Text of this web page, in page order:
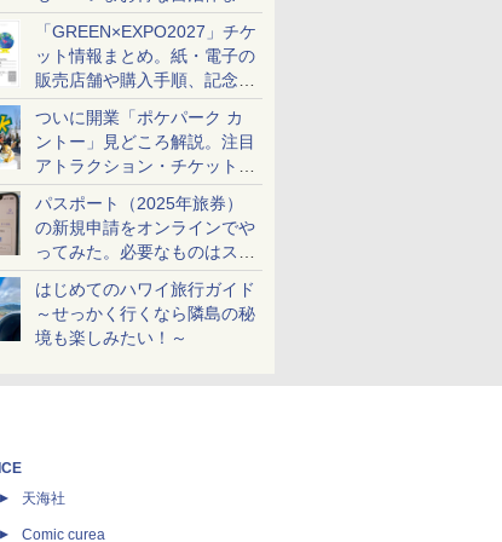
め
「GREEN×EXPO2027」チケ
ット情報まとめ。紙・電子の
販売店舗や購入手順、記念チ
ケットも解説
ついに開業「ポケパーク カ
ントー」見どころ解説。注目
アトラクション・チケット手
配・来場前に必要な準備は？
パスポート（2025年旅券）
の新規申請をオンラインでや
ってみた。必要なものはスマ
ホとマイナカードのみ
はじめてのハワイ旅行ガイド
～せっかく行くなら隣島の秘
境も楽しみたい！～
ICE
天海社
Comic curea